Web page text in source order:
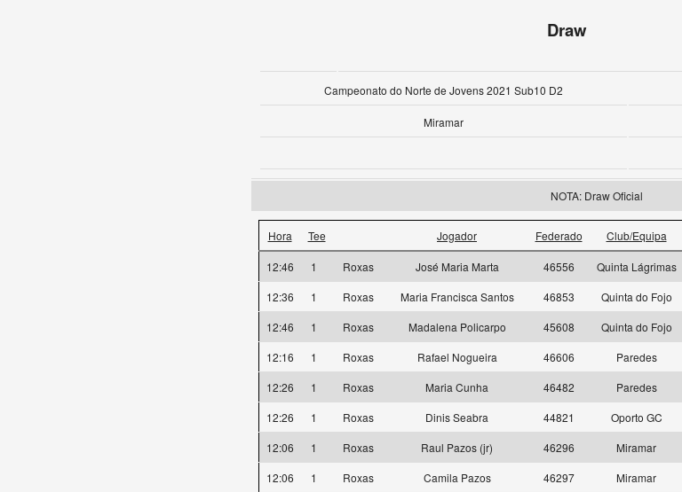
Draw
Campeonato do Norte de Jovens 2021 Sub10 D2
Miramar
NOTA: Draw Oficial
Hora Tee Jogador Federado Club/Equipa
12:46 1 Roxas José Maria Marta 46556 Quinta Lágrimas
12:36
1 Roxas Maria Francisca Santos 46853 Quinta do Fojo
12:46
1 Roxas Madalena Policarpo 45608 Quinta do Fojo
12:16
1 Roxas Rafael Nogueira 46606 Paredes
12:26
1 Roxas Maria Cunha 46482 Paredes
12:26
1 Roxas Dinis Seabra 44821 Oporto GC
12:06
1 Roxas Raul Pazos (jr) 46296 Miramar
12:06
1 Roxas Camila Pazos 46297 Miramar